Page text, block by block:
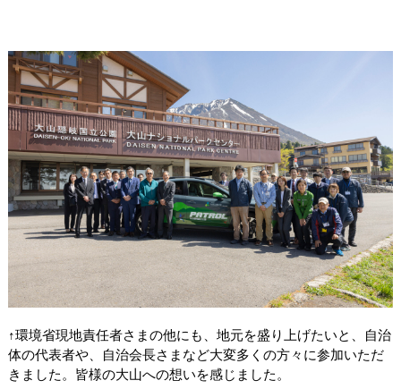
↑環境省現地責任者さまの他にも、地元を盛り上げたいと、自治
体の代表者や、自治会長さまなど大変多くの方々に参加いただ
きました。皆様の大山への想いを感じました。